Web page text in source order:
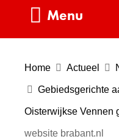
Menu
Home Actueel
Gebiedsgerichte
Oisterwijkse Vennen
website brabant.nl